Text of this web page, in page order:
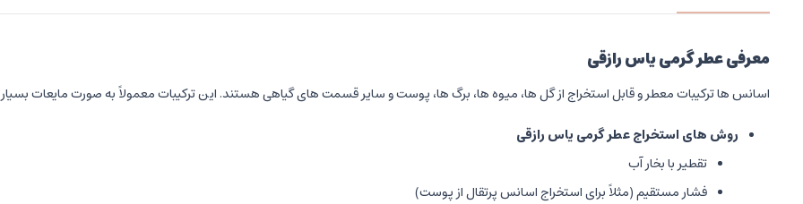
معرفی عطر گرمی یاس رازقی
اسانس ها ترکیبات معطر و قابل استخراج از گل ها، میوه ها، برگ ها، پوست و سایر قسمت های گیاهی هستند. این ترکیبات معمولاً به صورت مایعات
روش های استخراج عطر گرمی یاس رازقی
تقطیر با بخار آب
فشار مستقیم (مثلاً برای استخراج اسانس پرتقال از پوست)